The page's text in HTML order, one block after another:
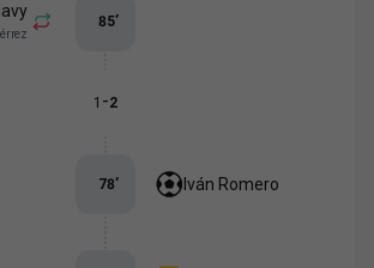
85’
1 -2
Iván Romero
78’